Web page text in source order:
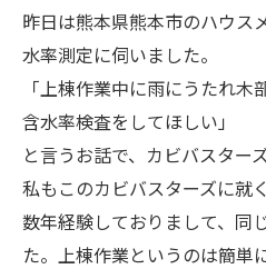
昨日は熊本県熊本市のハウス
水率測定に伺いました。
「上棟作業中に雨にうたれ木
含水率検査をしてほしい」
と言うお話で、カビバスター
私もこのカビバスターズに就
数年経験しておりまして、同
た。上棟作業というのは簡単